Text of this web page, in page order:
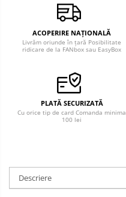
ACOPERIRE NAȚIONALĂ
Livrăm oriunde în țară Posibilitate
ridicare de la FANbox sau EasyBox
PLATĂ SECURIZATĂ
Cu orice tip de card Comanda minima
100 lei
Descriere